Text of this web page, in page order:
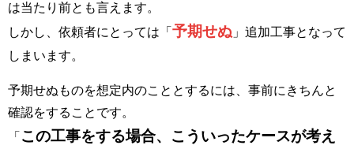
は当たり前とも言えます。
しかし、依頼者にとっては「 予期せぬ 」追加工事となって
しまいます。
予期せぬものを想定内のこととするには、事前にきちんと
確認をすることです。
「 この工事をする場合、こういったケースが考え